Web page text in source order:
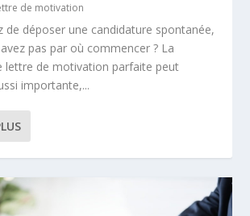
de motivation
de déposer une candidature spontanée,
pas par où commencer ? La
lettre de motivation parfaite peut
importante,...